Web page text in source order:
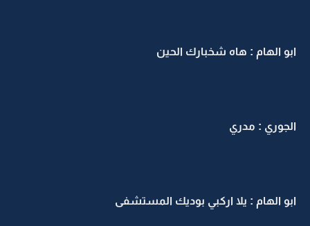
ابو الهام : هاه شخبارك الحين
الجوري : مدري
ابو الهام : يلا اركبي بوديك المستشفى